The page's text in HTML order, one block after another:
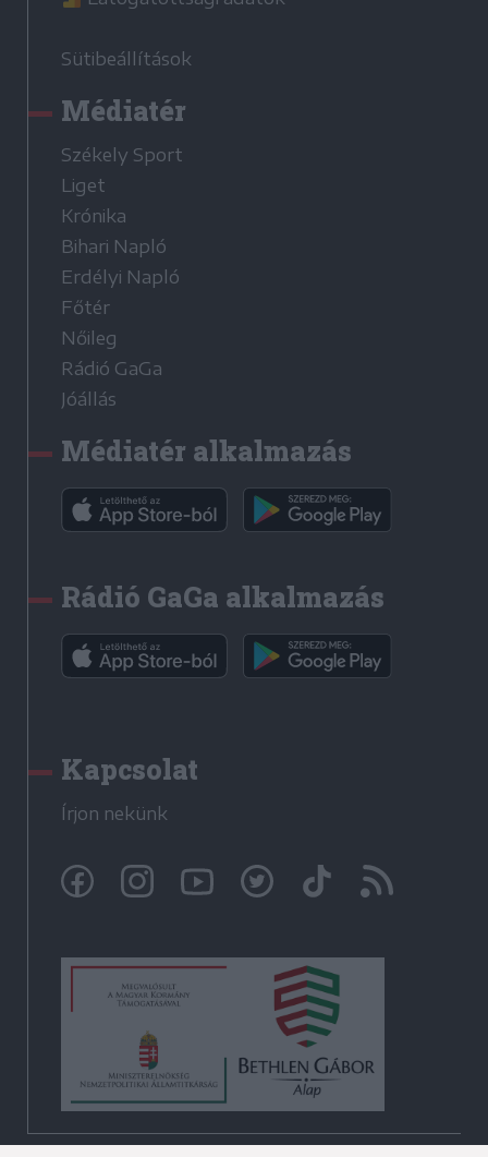
Sütibeállítások
Médiatér
Székely Sport
Liget
Krónika
Bihari Napló
Erdélyi Napló
Főtér
Nőileg
Rádió GaGa
Jóállás
Médiatér alkalmazás
Rádió GaGa alkalmazás
Kapcsolat
Írjon nekünk